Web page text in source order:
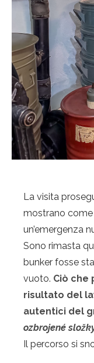
La visita
mostrano
un’emergenza
Sono rimasta
bunker fosse
vuoto. Ciò che
risultato del
autentici del
ozbrojené
Il percorso si